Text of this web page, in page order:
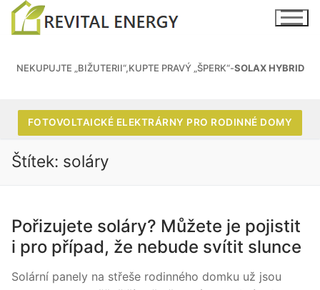
NEKUPUJTE „BIŽUTERII“,KUPTE PRAVÝ „ŠPERK“-SOLAX HYBRID
FOTOVOLTAICKÉ ELEKTRÁRNY PRO RODINNÉ DOMY
Štítek: soláry
Pořizujete soláry? Můžete je pojistit
i pro případ, že nebude svítit slunce
Solární panely na střeše rodinného domku už jsou